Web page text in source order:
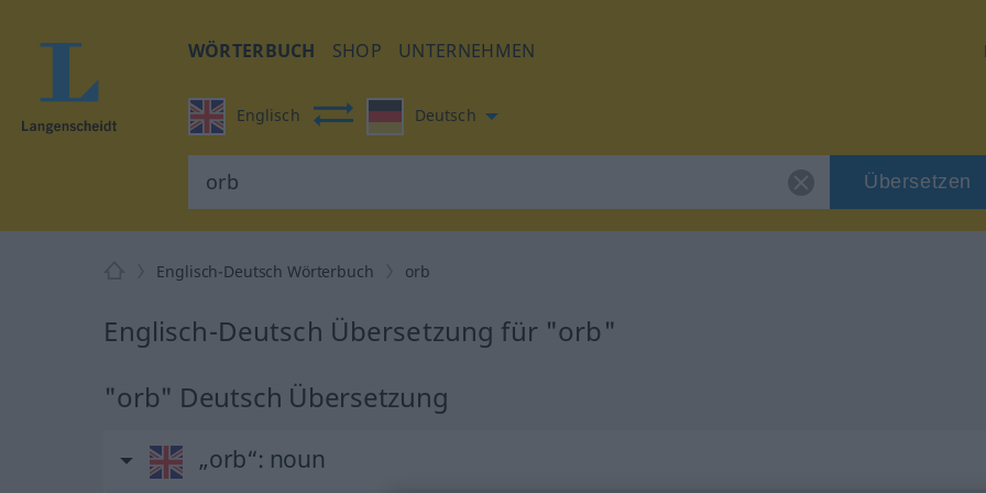
WÖRTERBUCH SHOP UNTERNEHMEN
Englisch Deutsch
Übersetzen
Englisch-Deutsch Wörterbuch orb
Englisch-Deutsch Übersetzung für "orb"
"orb" Deutsch Übersetzung
„orb“: noun